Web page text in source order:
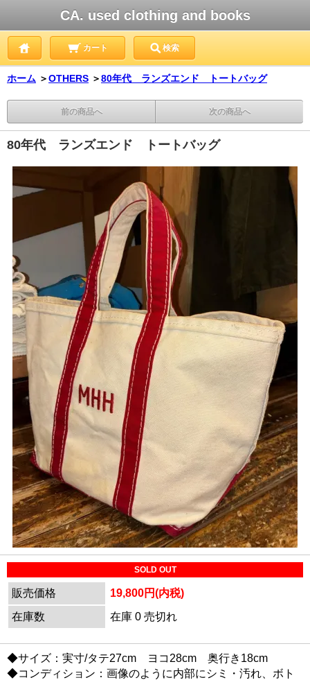
CA. used clothing and books
カート 検索
ホーム ＞OTHERS ＞80年代 ランズエンド トートバッグ
前の商品へ 次の商品へ
80年代 ランズエンド トートバッグ
SOLD OUT
販売価格
19,800円(内税)
在庫数
在庫 0 売切れ
◆サイズ：実寸/タテ27cm ヨコ28cm 奥行き18cm
◆コンディション：画像のように内部にシミ・汚れ、ボト